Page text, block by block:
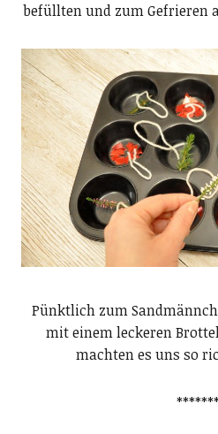
befüllten und zum Gefrieren
Pünktlich zum
mit einem leckeren
machten es uns so